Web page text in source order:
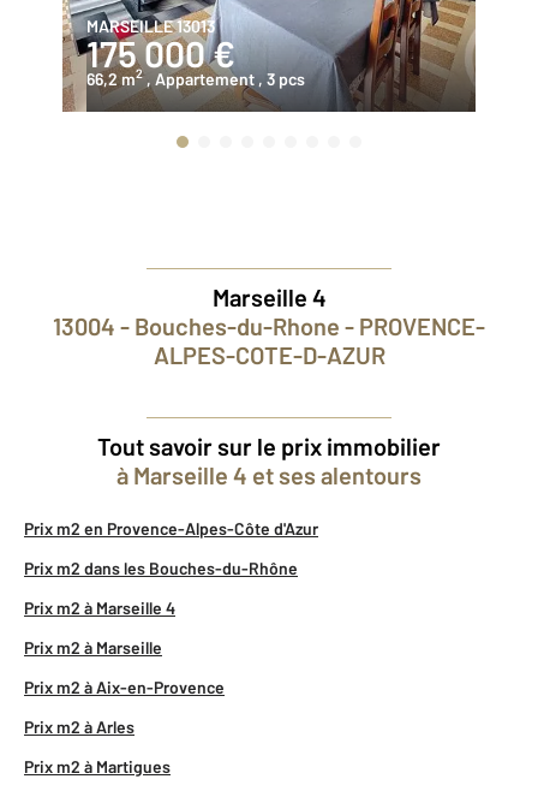
MARSEILLE 13013
175 000 €
66,2 m2 , Appartement , 3 pcs
Marseille 4
13004 - Bouches-du-Rhone - PROVENCE-
ALPES-COTE-D-AZUR
Tout savoir sur le prix immobilier
à Marseille 4 et ses alentours
Prix m2 en Provence-Alpes-Côte d'Azur
Prix m2 dans les Bouches-du-Rhône
Prix m2 à Marseille 4
Prix m2 à Marseille
Prix m2 à Aix-en-Provence
Prix m2 à Arles
Prix m2 à Martigues